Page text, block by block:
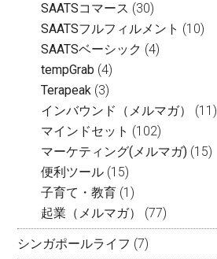
SAATSコマース (30)
SAATSフルフィルメント (10)
SAATSベーシック (4)
tempGrab (4)
Terapeak (3)
インバウンド（メルマガ）
(11)
マインドセット (102)
マーケティング(メルマガ) (15)
便利ツール (15)
子育て・教育 (1)
起業（メルマガ）
(77)
シンガポールライフ (7)